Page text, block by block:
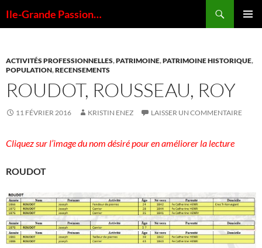
auIle-Grande Passion…
ACTIVITÉS PROFESSIONNELLES,PATRIMOINE,PATRIMOINE HISTORIQUE,
POPULATION,RECENSEMENTS
ROUDOT, ROUSSEAU, ROY
11 FÉVRIER 2016 KRISTIN ENEZ LAISSER UN COMMENTAIRE
Cliquez sur l’image du nom désiré pour en améliorer la lecture
ROUDOT